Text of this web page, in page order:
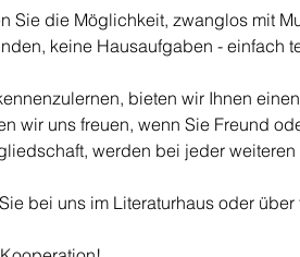
Sie die Möglichkeit, zwanglos mit
keine Hausaufgaben - einfach
bieten wir Ihnen
wir uns freuen, wenn Sie Freund
werden bei jeder weiteren
bei uns im Literaturhaus oder